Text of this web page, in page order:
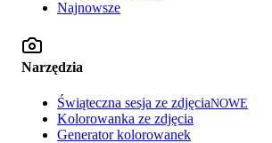
Najnowsze
Narzędzia
Świąteczna sesja ze zdjęciaNOWE
Kolorowanka ze zdjęcia
Generator kolorowanek